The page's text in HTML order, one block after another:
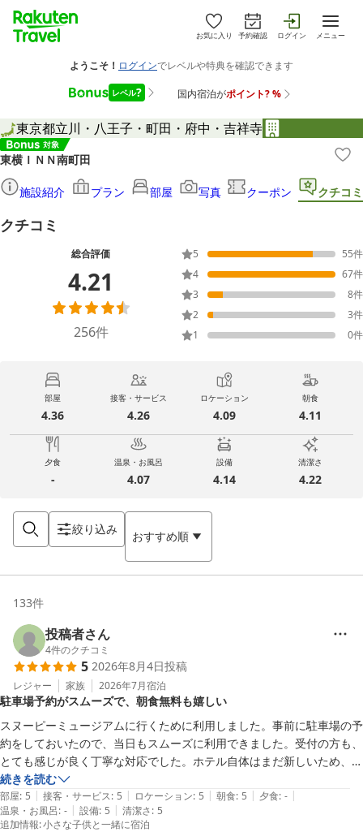
お気に入り 予約確認 ログイン メニュー
東京都立川・八王子・町田・府中・吉祥寺
東横ＩＮＮ南町田
施設紹介 プラン 部屋 写真 クーポン クチコミ
クチコミ
総合評価
4.21
256件
5 55件
4
67件
3
8件
2
3件
1
0件
部屋
4.36
接客・サービス
4.26
ロケーション
4.09
朝食
4.11
夕食
-
温泉・お風呂
4.07
設備
4.14
清潔さ
4.22
絞り込み おすすめ順
133件
投稿者さん
4件のクチコミ
5 2026年8月4日投稿
レジャー 家族 2026年7月宿泊
駐車場予約がスムーズで、朝食無料も嬉しい
スヌーピーミュージアムに行くために利用しました。事前に駐車場の予
約をしておいたので、当日もスムーズに利用できました。受付の方も、
とても感じが良く丁寧な対応でした。ホテル自体はまだ新しいため、と
ても綺麗なお部屋でした。小学生以下の子供の添い寝無料なのと、朝食
無料で、とてもリーズナブルな料金でした。また機会があれば利用した
いです。
続きを読む
部屋: 5 | 接客・サービス: 5 | ロケーション: 5 | 朝食: 5 | 夕食: - |
温泉・お風呂: - | 設備: 5 | 清潔さ: 5
追加情報:小さな子供と一緒に宿泊